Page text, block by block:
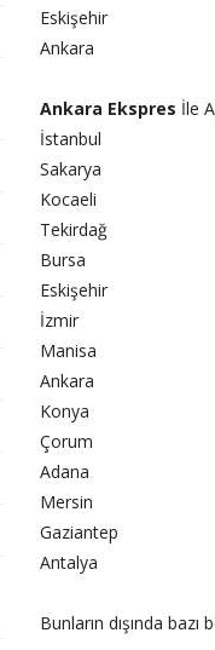
Eskişehir
Ankara
Ankara Ekspres İle
İstanbul
Sakarya
Kocaeli
Tekirdağ
Bursa
Eskişehir
İzmir
Manisa
Ankara
Konya
Çorum
Adana
Mersin
Gaziantep
Antalya
Bunların dışında